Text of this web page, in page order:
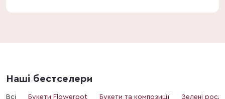
Наші бестселери
Всі Букети Flowerpot Букети та композиції Зелені